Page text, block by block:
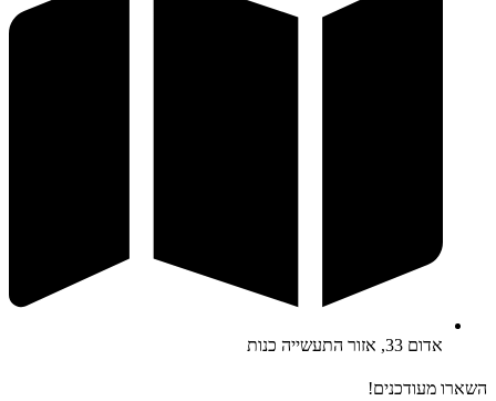
אדום 33, אזור התעשייה כנות
השארו מעודכנים!